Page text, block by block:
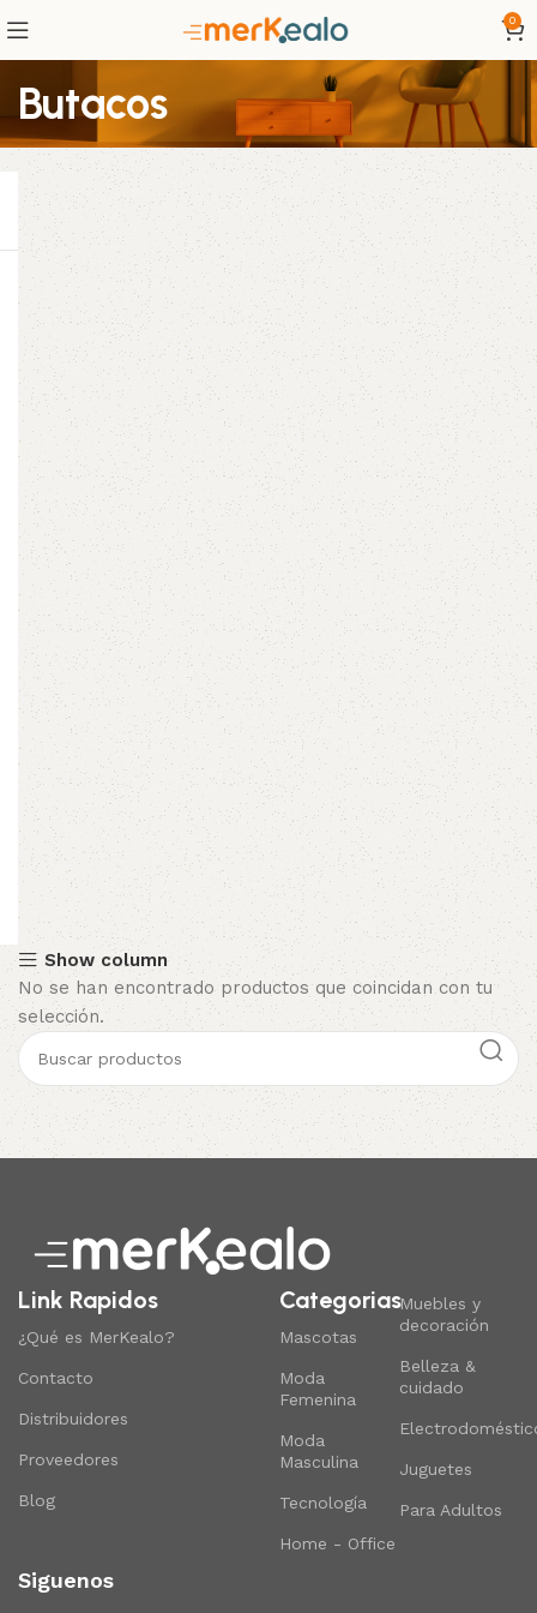
0
Butacos
Show column
No se han encontrado productos que coincidan con tu
selección.
Link Rapidos
¿Qué es MerKealo?
Contacto
Distribuidores
Proveedores
Blog
Categorias
Mascotas
Moda
Femenina
Moda
Masculina
Tecnología
Home - Office
Muebles y
decoración
Belleza &
cuidado
Juguetes
Para Adultos
Siguenos